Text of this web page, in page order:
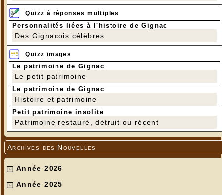
Quizz à réponses multiples
Personnalités liées à l'histoire de Gignac
Des Gignacois célèbres
Quizz images
Le patrimoine de Gignac
Le petit patrimoine
Le patrimoine de Gignac
Histoire et patrimoine
Petit patrimoine insolite
Patrimoine restauré, détruit ou récent
Archives des Nouvelles
Année 2026
Année 2025